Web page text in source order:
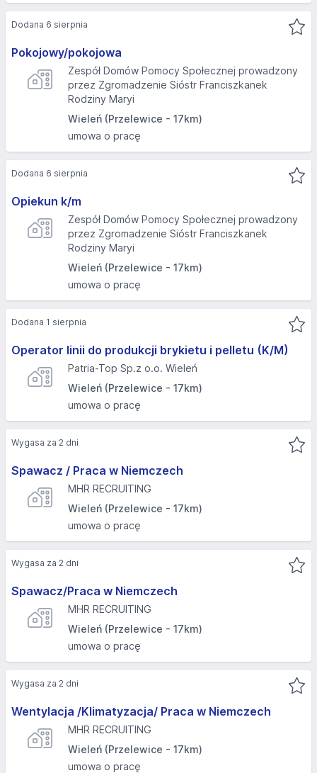
Pokojowy/pokojowa
Zespół Domów Pomocy Społecznej prowadzony
przez Zgromadzenie Sióstr Franciszkanek
Rodziny Maryi
Wieleń (Przelewice - 17km)
umowa o pracę
Dodana 6 sierpnia
Opiekun k/m
Zespół Domów Pomocy Społecznej prowadzony
przez Zgromadzenie Sióstr Franciszkanek
Rodziny Maryi
Wieleń (Przelewice - 17km)
umowa o pracę
Dodana 6 sierpnia
Operator linii do produkcji brykietu i pelletu (K/M)
Patria-Top Sp.z o.o. Wieleń
Wieleń (Przelewice - 17km)
umowa o pracę
Dodana 1 sierpnia
Spawacz / Praca w Niemczech
MHR RECRUITING
Wieleń (Przelewice - 17km)
umowa o pracę
Wygasa za 2 dni
Spawacz/Praca w Niemczech
MHR RECRUITING
Wieleń (Przelewice - 17km)
umowa o pracę
Wygasa za 2 dni
Wentylacja /Klimatyzacja/ Praca w Niemczech
MHR RECRUITING
Wieleń (Przelewice - 17km)
umowa o pracę
Wygasa za 2 dni